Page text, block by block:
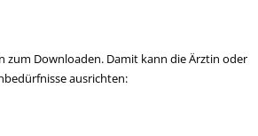
LINKS
zum Downloaden. Damit kann die Ärztin oder
ausrichten: